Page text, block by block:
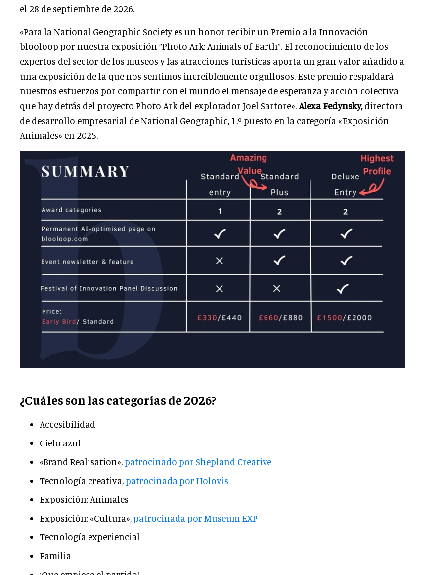
el 28 de septiembre de 2026.
«Para la National Geographic Society es un honor recibir un Premio a la Innovación
blooloop por nuestra exposición “Photo Ark: Animals of Earth”. El reconocimiento de los
expertos del sector de los museos y las atracciones turísticas aporta un gran valor añadido a
una exposición de la que nos sentimos increíblemente orgullosos. Este premio respaldará
nuestros esfuerzos por compartir con el mundo el mensaje de esperanza y acción colectiva
que hay detrás del proyecto Photo Ark del explorador Joel Sartore».Alexa Fedynsky,directora
de desarrollo empresarial de National Geographic, 1.º puesto en la categoría «Exposición —
Animales» en 2025.
¿Cuáles son las categorías de 2026?
Accesibilidad
Cielo azul
«Brand Realisation»,patrocinado por Shepland Creative
Tecnología creativa,patrocinada por Holovis
Exposición: Animales
Exposición: «Cultura»,patrocinada por Museum EXP
Tecnología experiencial
Familia